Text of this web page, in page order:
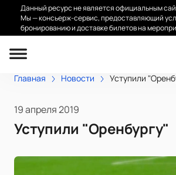
Данный ресурс не является официальным
Мы — консьерж-сервис, предоставляющий
бронированию и доставке билетов на
Главная Новости Уступили
19 апреля 2019
Уступили "Оренбургу"